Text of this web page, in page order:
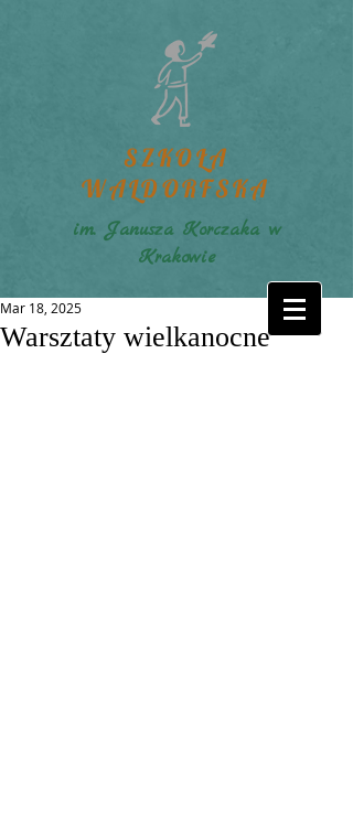
SZKOŁA
WALDORFSKA
im. Janusza Korczaka w
Krakowie
Warsztaty wielkanocne
Mar 18, 2025